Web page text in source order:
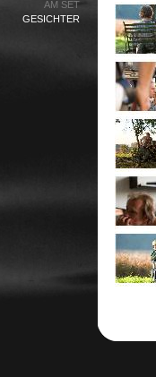
AM SET
GESICHTER